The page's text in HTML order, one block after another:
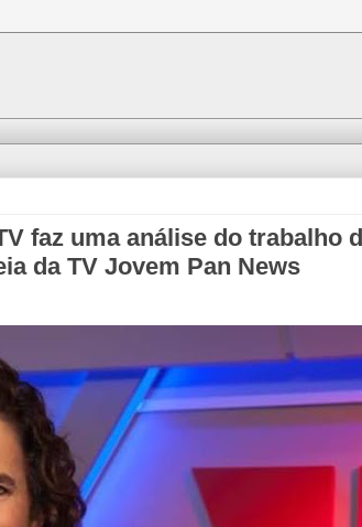
faz uma análise do trabalho
da TV Jovem Pan News